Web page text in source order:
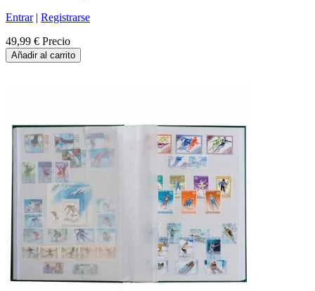
Entrar| Registrarse
49,99 € Precio
Añadir al carrito